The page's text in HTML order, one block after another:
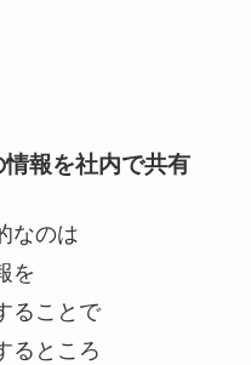
報を社内で共有
なのは
を
ることで
るところ